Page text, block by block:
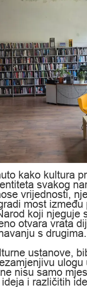
kako kultura
svakog
vrijednosti,
most
koji njeguje
otvara vrata
s drugima.
ustanove,
nisu samo
i različitih